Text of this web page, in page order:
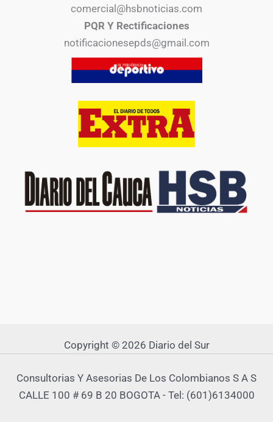
comercial@hsbnoticias.com
PQR Y Rectificaciones
notificacionesepds@gmail.com
Copyright © 2026 Diario del Sur
Consultorias Y Asesorias De Los Colombianos S A S
CALLE 100 # 69 B 20 BOGOTA - Tel: (601)6134000